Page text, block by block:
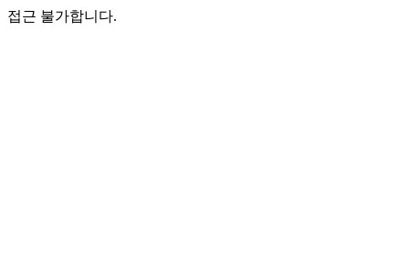
접근 불가합니다.